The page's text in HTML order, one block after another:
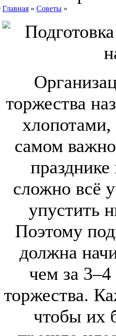
Главная » Советы »
торжества
хлопотами,
самом
сложно всё
упустить
Поэтому
должна
чем за
торжества.
чтобы их